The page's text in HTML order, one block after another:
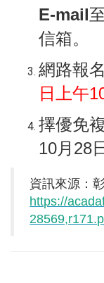
E-mail
信箱。
網路報
日上午
擇優免
10月28
資訊來源：
https://